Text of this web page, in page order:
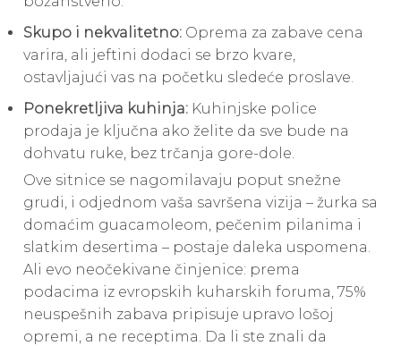
Skupo i nekvalitetno: Oprema za zabave cena
varira, ali jeftini dodaci se brzo kvare,
ostavljajući vas na početku sledeće proslave.
Ponekretljiva kuhinja: Kuhinjske police
prodaja je ključna ako želite da sve bude na
dohvatu ruke, bez trčanja gore-dole.
Ove sitnice se nagomilavaju poput snežne
grudi, i odjednom vaša savršena vizija – žurka sa
domaćim guacamoleom, pečenim pilanima i
slatkim desertima – postaje daleka uspomena.
Ali evo neočekivane činjenice: prema
podacima iz evropskih kuharskih foruma, 75%
neuspešnih zabava pripisuje upravo lošoj
opremi, a ne receptima. Da li ste znali da